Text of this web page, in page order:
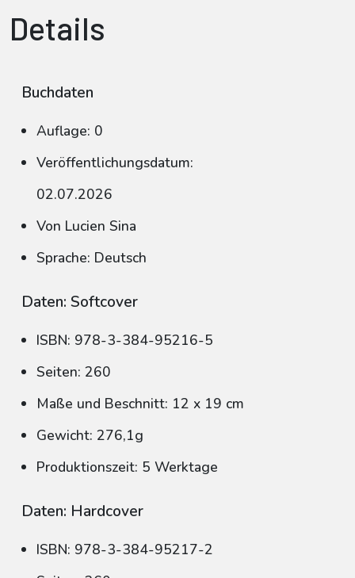
Details
Buchdaten
Auflage: 0
Veröffentlichungsdatum:
02.07.2026
Von Lucien Sina
Sprache: Deutsch
Daten: Softcover
ISBN: 978-3-384-95216-5
Seiten: 260
Maße und Beschnitt: 12 x 19 cm
Gewicht: 276,1g
Produktionszeit: 5 Werktage
Daten: Hardcover
ISBN: 978-3-384-95217-2